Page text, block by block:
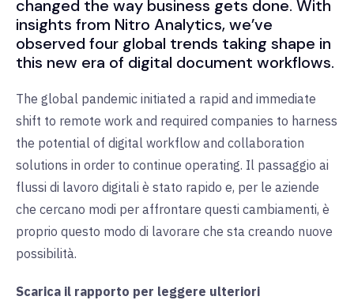
changed the way business gets done. With
insights from Nitro Analytics, we’ve
observed four global trends taking shape in
this new era of digital document workflows.
The global pandemic initiated a rapid and immediate
shift to remote work and required companies to harness
the potential of digital workflow and collaboration
solutions in order to continue operating. Il passaggio ai
flussi di lavoro digitali è stato rapido e, per le aziende
che cercano modi per affrontare questi cambiamenti, è
proprio questo modo di lavorare che sta creando nuove
possibilità.
Scarica il rapporto per leggere ulteriori